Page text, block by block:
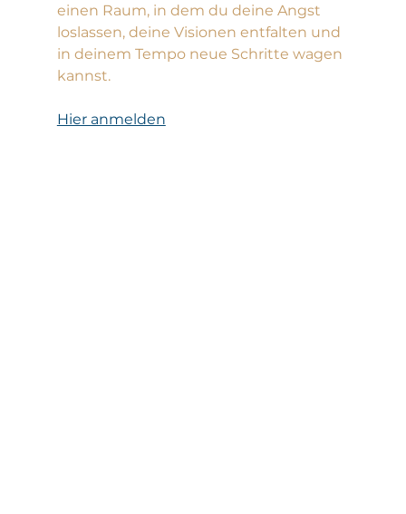
einen Raum, in dem du deine Angst
loslassen, deine Visionen entfalten und
in deinem Tempo neue Schritte wagen
kannst.
Hier anmelden